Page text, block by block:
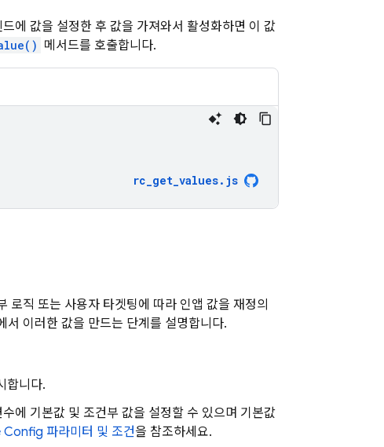
에 값을 설정한 후 값을 가져와서 활성화하면 이 값
메서드를 호출합니다.
rc_get_values. js
로직 또는 사용자 타겟팅에 따라 인앱 값을 재정의
서 이러한 값을 만드는 단계를 설명합니다.
합니다.
에 기본값 및 조건부 값을 설정할 수 있으며 기본값
Config 파라미터 및 조건을 참조하세요.